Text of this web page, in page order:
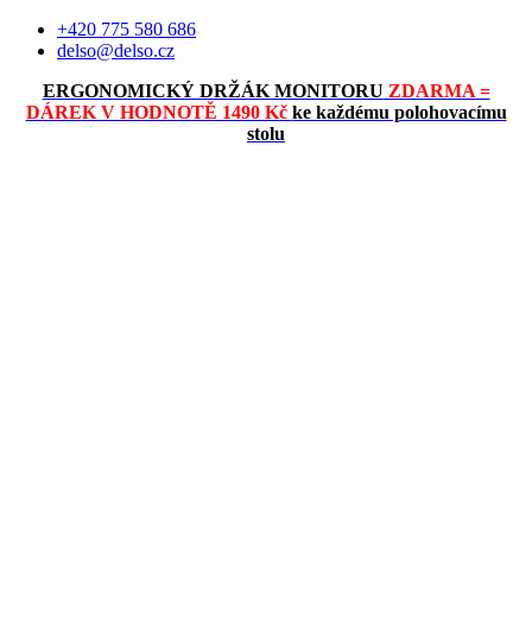
Přejít
+420 775 580 686
delso@delso.cz
ERGONOMICKÝ DRŽÁK MONITORU ZDARMA =
DÁREK V HODNOTĚ 1490 Kč ke každému polohovacímu
stolu